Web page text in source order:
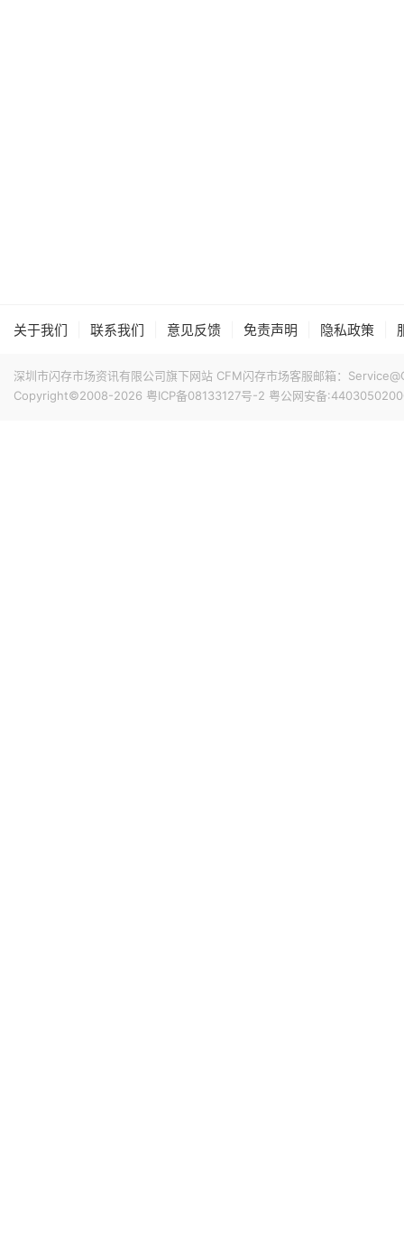
关于我们 联系我们 意见反馈 免责声明 隐私政策
深圳市闪存市场资讯有限公司旗下网站 CFM闪存市场客服邮箱：
Copyright©2008-2026 粤ICP备08133127号-2 粤公网安备